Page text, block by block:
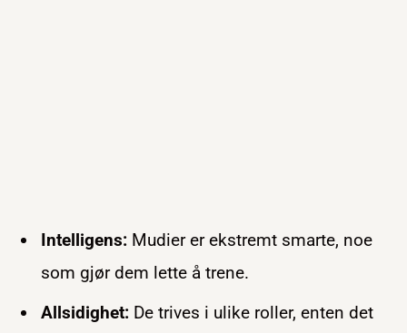
Intelligens: Mudier er ekstremt smarte, noe
som gjør dem lette å trene.
Allsidighet: De trives i ulike roller, enten det